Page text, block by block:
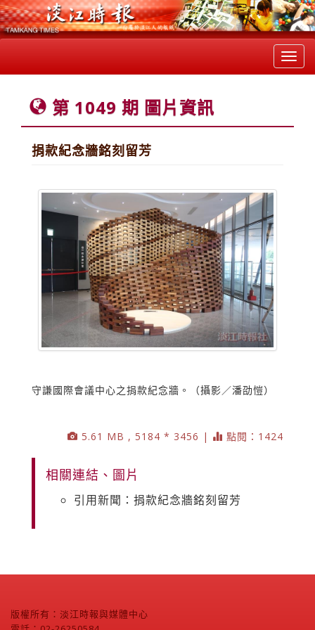
第 1049 期 圖片資訊
捐款紀念牆銘刻留芳
守謙國際會議中心之捐款紀念牆。（攝影／潘劭愷）
5.61 MB , 5184 * 3456 | 點閱：1424
相關連結、圖片
引用新聞：捐款紀念牆銘刻留芳
版權所有：淡江時報與媒體中心